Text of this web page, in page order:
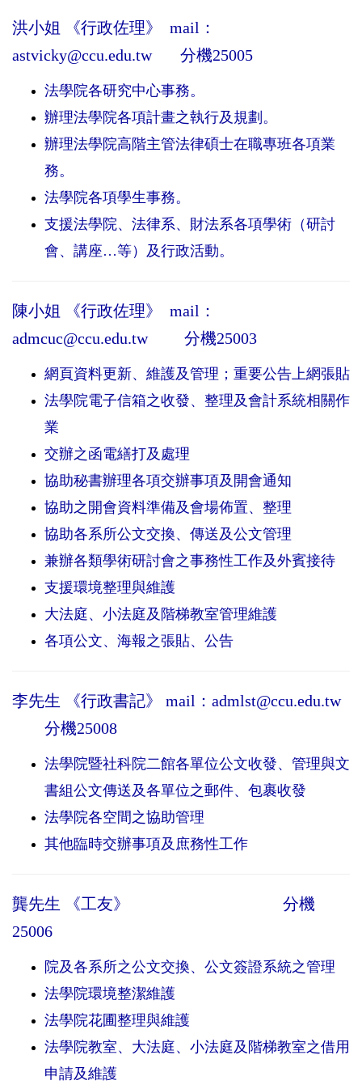
洪小姐 《行政佐理》
mail：
astvicky@ccu.edu.tw 分機25005
法學院各研究中心事務。
辦理法學院各項計畫之執行及規劃。
辦理法學院高階主管法律碩士在職專班各項業
務。
法學院各項學生事務。
支援法學院、法律系、財法系各項學術（研討
會、講座…等）及行政活動。
陳小姐 《行政佐理》
mail：
admcuc@ccu.edu.tw 分機25003
網頁資料更新、維護及管理；重要公告上網張貼
法學院電子信箱之收發、整理及會計系統相關作
業
交辦之函電繕打及處理
協助秘書辦理各項交辦事項及開會通知
協助之開會資料準備及會場佈置、整理
協助各系所公文交換、傳送及公文管理
兼辦各類學術研討會之事務性工作及外賓接待
支援環境整理與維護
大法庭、小法庭及階梯教室管理維護
各項公文、海報之張貼、公告
李先生 《行政書記》
mail：admlst@ccu.edu.tw
分機25008
法學院暨社科院二館各單位公文收發、管理與文
書組公文傳送及各單位之郵件、包裹收發
法學院各空間之協助管理
其他臨時交辦事項及庶務性工作
龔先生 《工友》 分機
25006
院及各系所之公文交換、公文簽證系統之管理
法學院環境整潔維護
法學院花圃整理與維護
法學院教室、大法庭、小法庭及階梯教室之借用
申請及維護